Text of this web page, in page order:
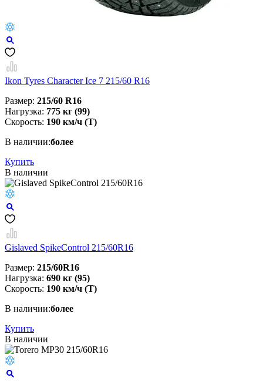
Ikon Tyres Character Ice 7 215/60 R16
Размер: 215/60 R16
Нагрузка: 775 кг (99)
Скорость: 190 км/ч (T)
В наличии:более
Купить
В наличии
Gislaved SpikeControl 215/60R16
Размер: 215/60R16
Нагрузка: 690 кг (95)
Скорость: 190 км/ч (Т)
В наличии:более
Купить
В наличии